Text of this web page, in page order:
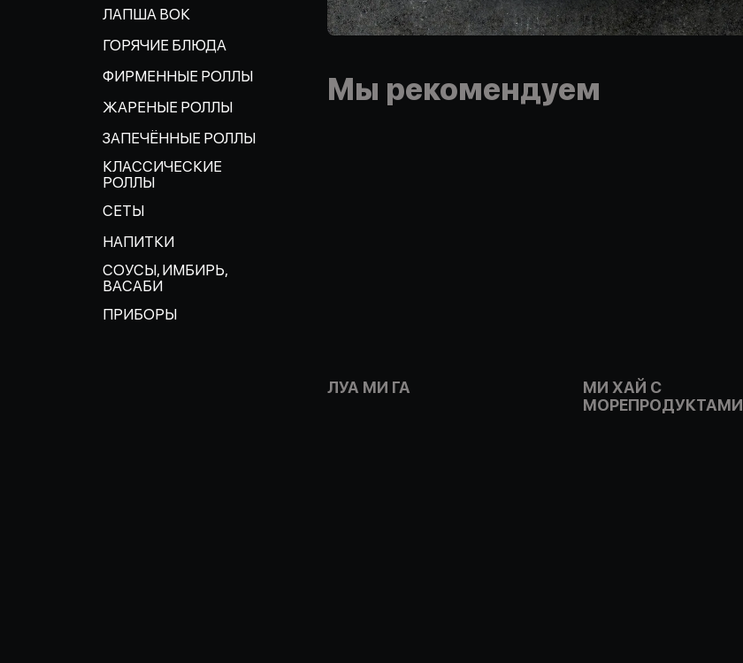
ЛАПША ВОК
ГОРЯЧИЕ БЛЮДА
ФИРМЕННЫЕ РОЛЛЫ
ЖАРЕНЫЕ РОЛЛЫ
ЗАПЕЧЁННЫЕ РОЛЛЫ
КЛАССИЧЕСКИЕ
РОЛЛЫ
СЕТЫ
НАПИТКИ
СОУСЫ, ИМБИРЬ,
ВАСАБИ
ПРИБОРЫ
Мы рекомендуем
ЛУА МИ ГА
МИ ХАЙ С
МОРЕПРОДУКТАМИ